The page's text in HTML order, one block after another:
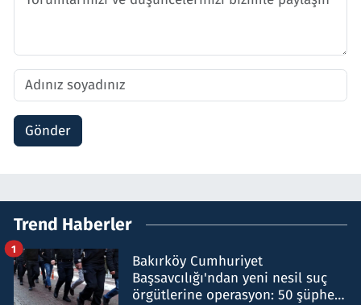
Gönder
Trend Haberler
Bakırköy Cumhuriyet
Başsavcılığı'ndan yeni nesil suç
örgütlerine operasyon: 50 şüpheli
1